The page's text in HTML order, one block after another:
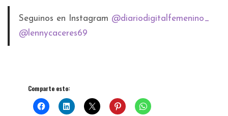
Seguinos en Instagram @diariodigitalfemenino_
@lennycaceres69
Comparte esto: